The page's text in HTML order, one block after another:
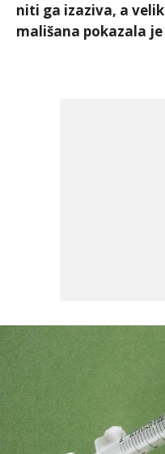
niti ga izaziva, a
mališana pokazala